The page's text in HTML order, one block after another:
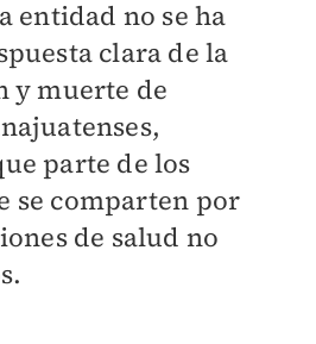
entidad no se ha
clara de la
y muerte de
parte de los
se comparten por
de salud no